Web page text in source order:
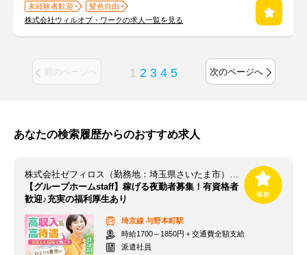
未経験者歓迎
髪色自由
株式会社ウィルオブ・ワークの求人一覧を見る
前のページへ 1 2 3 4 5 次のページへ
あなたの検索履歴からのおすすめ求人
株式会社ゼフィロス（勤務地：埼玉県さいたま市）※案件ID：埼00185
【グループホームstaff】稼げる夜勤者募集！有資格者
歓迎♪充実の福利厚生あり
埼京線 与野本町駅
時給1700～1850円＋交通費全額支給
派遣社員